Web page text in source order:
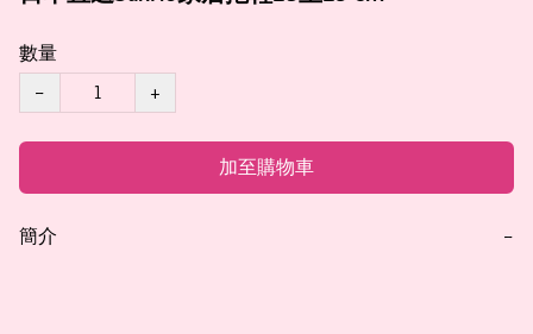
數量
−
+
加至購物車
簡介 −